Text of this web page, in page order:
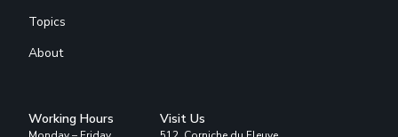
Topics
About
Working Hours Visit Us